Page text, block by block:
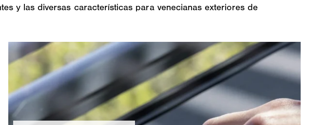
y las diversas características para venecianas exteriores de